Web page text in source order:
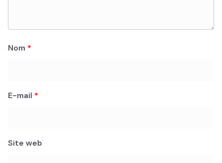
Nom *
E-mail *
Site web